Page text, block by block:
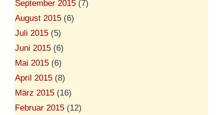
September 2015 (7)
August 2015 (6)
Juli 2015 (5)
Juni 2015 (6)
Mai 2015 (6)
April 2015 (8)
März 2015 (16)
Februar 2015 (12)